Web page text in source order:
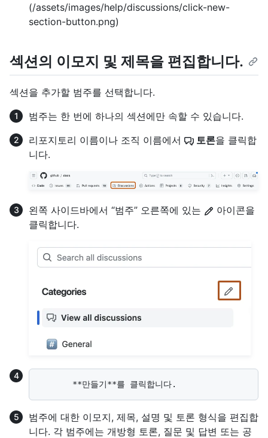
(/assets/images/help/discussions/click-new-
section-button.png)
섹션의 이모지 및 제목을 편집합니다.
섹션을 추가할 범주를 선택합니다.
범주는 한 번에 하나의 섹션에만 속할 수 있습니다.
리포지토리 이름이나 조직 이름에서
토론을 클릭합
니다.
왼쪽 사이드바에서 “범주” 오른쪽에 있는
아이콘을
클릭합니다.
범주에 대한 이모지, 제목, 설명 및 토론 형식을 편집합
니다. 각 범주에는 개방형 토론, 질문 및 답변 또는 공